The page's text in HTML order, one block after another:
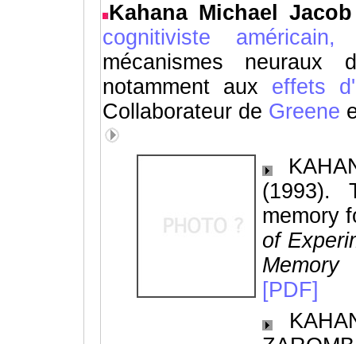
Kahana Michael
cognitiviste américain,
mécanismes
notamment aux effets
Collaborateur de Greene
(1993).
memory
of
[PDF]